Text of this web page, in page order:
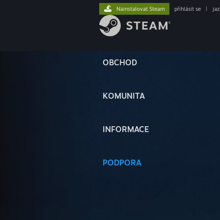
OBCHOD
KOMUNITA
INFORMACE
PODPORA
Nainstalovat Steam přihlásit se